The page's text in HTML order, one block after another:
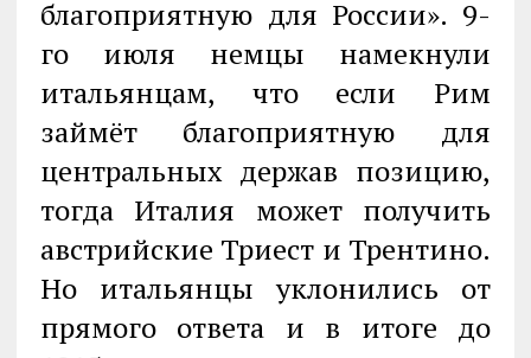
благоприятную для России». 9-
го июля немцы намекнули
итальянцам, что если Рим
займёт благоприятную для
центральных держав позицию,
тогда Италия может получить
австрийские Триест и Трентино.
Но итальянцы уклонились от
прямого ответа и в итоге до